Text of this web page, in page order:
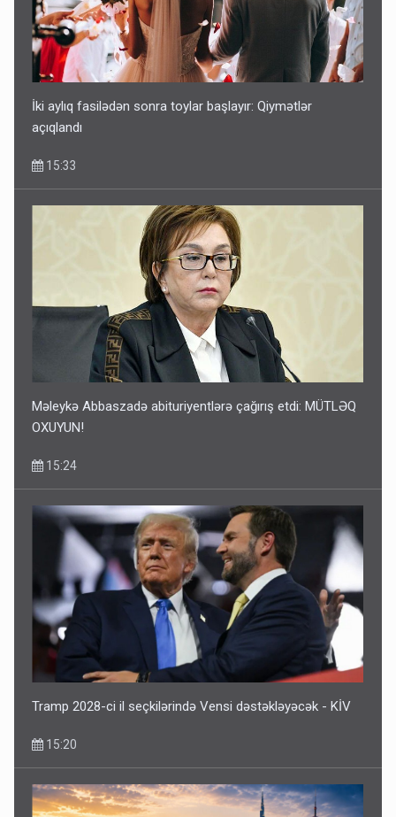
İki aylıq fasilədən sonra toylar başlayır: Qiymətlər
açıqlandı
15:33
Məleykə Abbaszadə abituriyentlərə çağırış etdi: MÜTLƏQ
OXUYUN!
15:24
Tramp 2028-ci il seçkilərində Vensi dəstəkləyəcək - KİV
15:20